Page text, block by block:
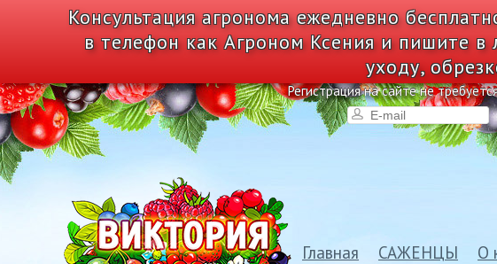
Консультация агронома ежедневно
в телефон как Агроном Ксения и пишите
уходу,
Регистрация на сайте не
Главная САЖЕНЦЫ О